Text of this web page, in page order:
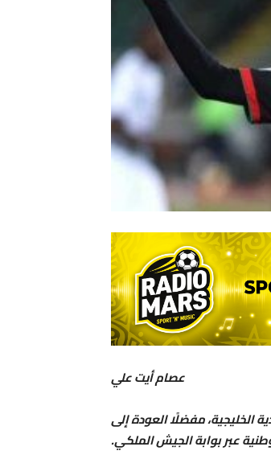
عصام أيت علي
الخليجية، مفضلًا العودة إلى
عبر بوابة الجيش الملكي.